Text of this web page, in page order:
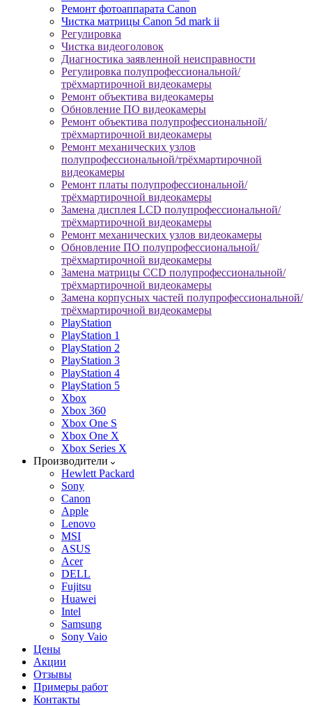
Ремонт фотоаппарата Canon
Чистка матрицы Canon 5d mark ii
Регулировка
Чистка видеоголовок
Диагностика заявленной неисправности
Регулировка полупрофессиональной/
трёхмартирочной видеокамеры
Ремонт объектива видеокамеры
Обновление ПО видеокамеры
Ремонт объектива полупрофессиональной/
трёхмартирочной видеокамеры
Ремонт механических узлов
полупрофессиональной/трёхмартирочной
видеокамеры
Ремонт платы полупрофессиональной/
трёхмартирочной видеокамеры
Замена дисплея LCD полупрофессиональной/
трёхмартирочной видеокамеры
Ремонт механических узлов видеокамеры
Обновление ПО полупрофессиональной/
трёхмартирочной видеокамеры
Замена матрицы CCD полупрофессиональной/
трёхмартирочной видеокамеры
Замена корпусных частей полупрофессиональной/
трёхмартирочной видеокамеры
PlayStation
PlayStation 1
PlayStation 2
PlayStation 3
PlayStation 4
PlayStation 5
Xbox
Xbox 360
Xbox One S
Xbox One X
Xbox Series X
Производители
Hewlett Packard
Sony
Canon
Apple
Lenovo
MSI
ASUS
Acer
DELL
Fujitsu
Huawei
Intel
Samsung
Sony Vaio
Цены
Акции
Отзывы
Примеры работ
Контакты